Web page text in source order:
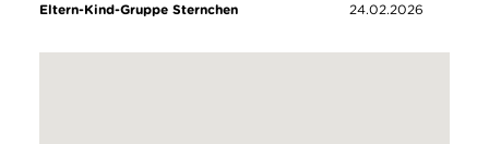
Eltern-Kind-Gruppe Sternchen 24.02.2026